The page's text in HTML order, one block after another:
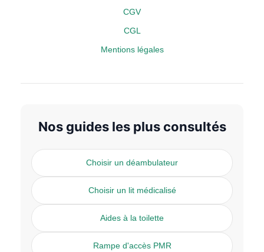
CGV
CGL
Mentions légales
Nos guides les plus consultés
Choisir un déambulateur
Choisir un lit médicalisé
Aides à la toilette
Rampe d'accès PMR